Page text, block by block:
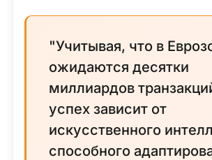
"Учитывая, что в
ожидаются десятки
миллиардов
успех зависит от
искусственного
способного